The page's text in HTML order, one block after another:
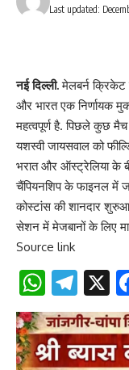
Last updated:
नई दिल्ली.मेलबर्न क्रिकेट
और भारत एक निर्णायक
महत्वपूर्ण है. पिछले कुछ
यशस्वी जायसवाल को
भरात और ऑस्ट्रेलिया के
चैंपियनशिप के फाइनल में
कोस्टांस की शानदार
सेशन में मेजबानों के लिए
Source link
X